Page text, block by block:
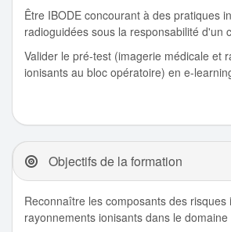
Être IBODE concourant à des pratiques
radioguidées sous la responsabilité d'un
Valider le pré-test (imagerie médicale et
ionisants au bloc opératoire) en e-
Objectifs de la formation
Reconnaître les composants des risques
rayonnements ionisants dans le domaine